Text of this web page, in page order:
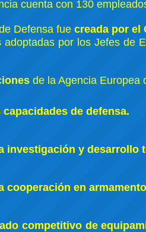
cuenta con 130
Defensa fuecreada por el
adoptadas por los Jefes de
de la Agencia Europea
de defensa.
investigación y desarrollo
cooperación en
competitivo de